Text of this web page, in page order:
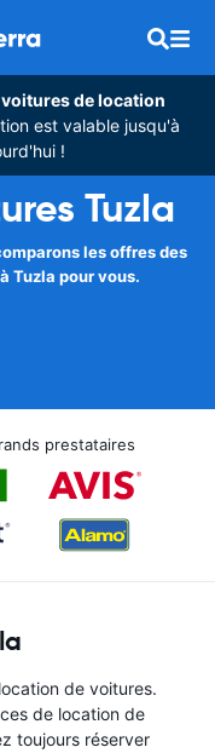
de location
est valable jusqu'à
!
Tuzla
les offres des
Tuzla pour vous.
prestataires
de voitures.
de location de
toujours réserver